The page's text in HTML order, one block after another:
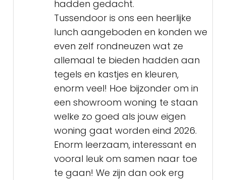
hadden gedacht.
Tussendoor is ons een heerlijke
lunch aangeboden en konden we
even zelf rondneuzen wat ze
allemaal te bieden hadden aan
tegels en kastjes en kleuren,
enorm veel! Hoe bijzonder om in
een showroom woning te staan
welke zo goed als jouw eigen
woning gaat worden eind 2026.
Enorm leerzaam, interessant en
vooral leuk om samen naar toe
te gaan! We zijn dan ook erg